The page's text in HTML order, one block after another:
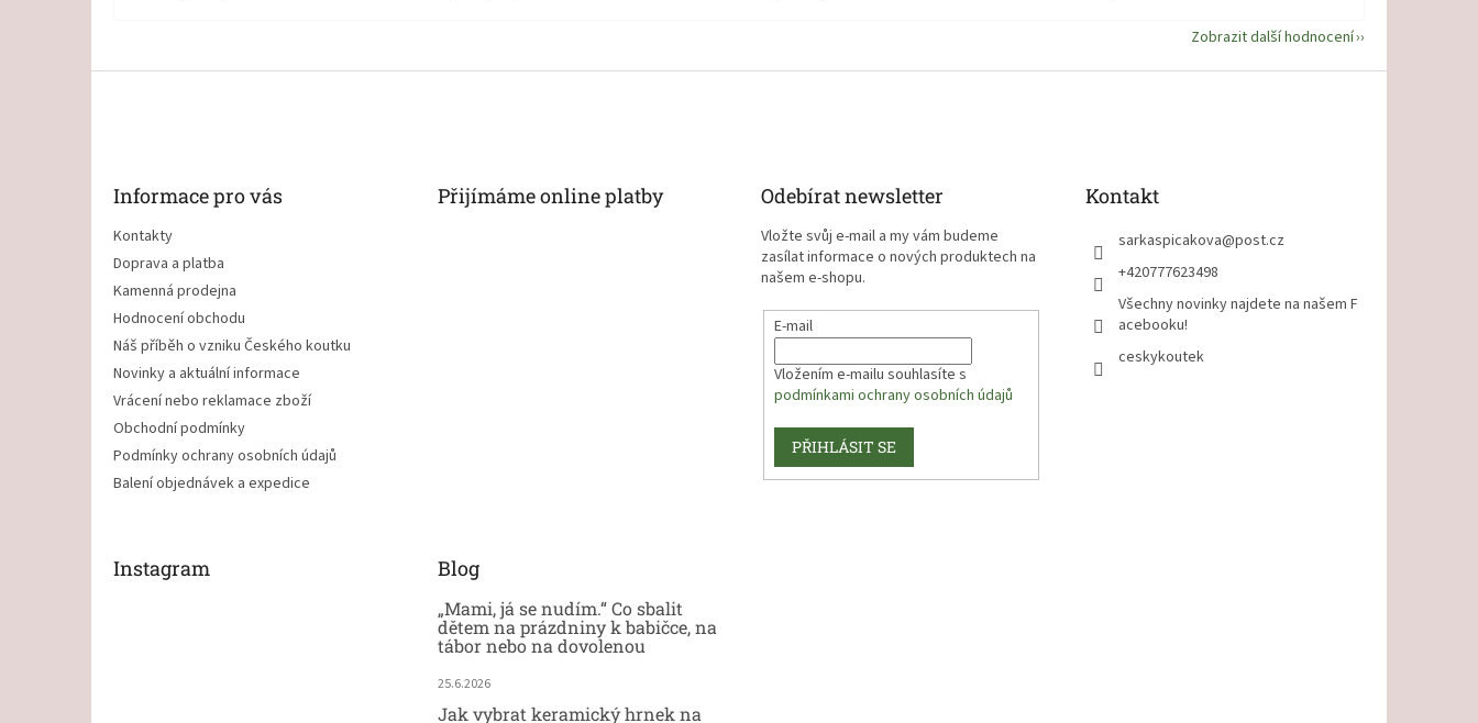
Zobrazit další hodnocení
Informace pro vás
Kontakty
Doprava a platba
Kamenná prodejna
Hodnocení obchodu
Náš příběh o vzniku Českého koutku
Novinky a aktuální informace
Vrácení nebo reklamace zboží
Obchodní podmínky
Podmínky ochrany osobních údajů
Balení objednávek a expedice
Přijímáme online platby Odebírat newsletter
Vložte svůj e-mail a my vám budeme
zasílat informace o nových produktech na
našem e-shopu.
E-mail
Vložením e-mailu souhlasíte s
podmínkami ochrany osobních údajů
PŘIHLÁSIT SE
Kontakt
sarkaspicakova@post.cz
+420777623498
Všechny novinky najdete na našem F
acebooku!
ceskykoutek
Instagram Blog
„Mami, já se nudím.“ Co sbalit
dětem na prázdniny k babičce, na
tábor nebo na dovolenou
25.6.2026
Jak vybrat keramický hrnek na